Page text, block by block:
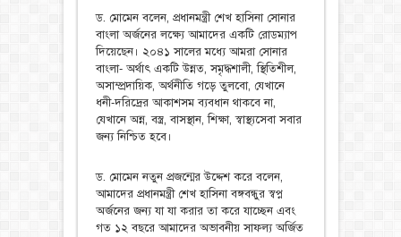
ড. মোমেন বলেন, প্রধানমন্ত্রী শেখ হাসিনা সোনার
বাংলা অর্জনের লক্ষ্যে আমাদের একটি রোডম্যাপ
দিয়েছেন। ২০৪১ সালের মধ্যে আমরা সোনার
বাংলা- অর্থাৎ একটি উন্নত, সমৃদ্ধশালী, স্থিতিশীল,
অসাম্প্রদায়িক, অর্থনীতি গড়ে তুলবো, যেখানে
ধনী-দরিদ্রের আকাশসম ব্যবধান থাকবে না,
যেখানে অন্ন, বস্ত্র, বাসস্থান, শিক্ষা, স্বাস্থ্যসেবা সবার
জন্য নিশ্চিত হবে।
ড. মোমেন নতুন প্রজন্মের উদ্দেশ করে বলেন,
আমাদের প্রধানমন্ত্রী শেখ হাসিনা বঙ্গবন্ধুর স্বপ্ন
অর্জনের জন্য যা যা করার তা করে যাচ্ছেন এবং
গত ১২ বছরে আমাদের অভাবনীয় সাফল্য অর্জিত